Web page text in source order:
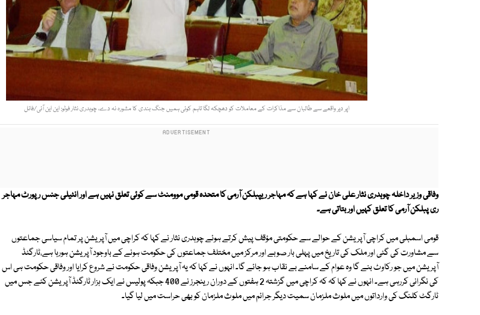
اپر دیر واقعے سے طالبان سے مذاکرات کے معاملات کو دھچکہ لگا تاہم کوئی ہمیں جنگ بندی کا مشورہ نہ دے، چوہدری نثار فوٹو: این این آئی/فائل
وفاقی وزیر داخلہ چوہدری نثار علی خان نے کہا ہے کہ مہاجر ریپبلکن آرمی کا متحدہ قومی موومنٹ سے کوئی تعلق نہیں ہے اور انٹیلی جنس رپورٹ مہاجر
ری پبلکن آرمی کا تعلق کہیں اور بتاتی ہے۔
قومی اسمبلی میں کراچی آپریشن کے حوالے سے حکومتی مؤقف پیش کرتے ہوئے چوہدری نثار نے کہا کہ کراچی میں آپریشن پر تمام سیاسی جماعتوں
سے مشاورت کی گئی اور ملک کی تاریخ میں پہلی بار صوبے اور مرکز میں مختلف جماعتوں کی حکومت ہونے کے باوجود آپریشن ہورہا ہے،ٹارگٹڈ
آپریشن میں جو رکاوٹ بنے گا وہ عوام کے سامنے بے نقاب ہو جائے گا۔ انہوں نے کہا کہ یہ آپریشن وفاقی حکومت نے شروع کرایا اور وفاقی حکومت ہی اس
کی نگرانی کررہی ہے۔ انہوں نے کہا کہ کہ کراچی میں گزشتہ 2 ہفتوں کے دوران رینجرز نے 400 جبکہ پولیس نے ایک ہزار ٹارگٹڈ آپریشن کئے جس میں
ٹارگٹ کلنگ کی وارداتوں میں ملوث ملزمان سمیت دیگر جرائم میں ملوث ملزمان کو بھی حراست میں لیا گیا۔